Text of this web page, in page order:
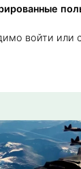
войти или